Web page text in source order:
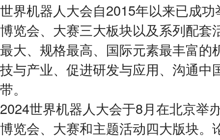
世界机器人大会自2015年以来已成
博览会、大赛三大板块以及系列配套
最大、规格最高、国际元素最丰富的
技与产业、促进研发与应用、沟通中
带。
2024世界机器人大会于8月在北京举
博览会、大赛和主题活动四大版块。